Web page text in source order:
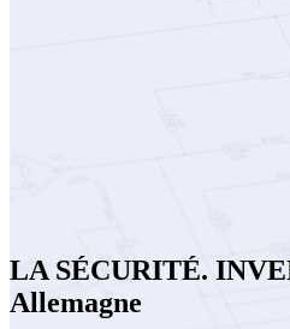
LA SÉCURITÉ.
Allemagne